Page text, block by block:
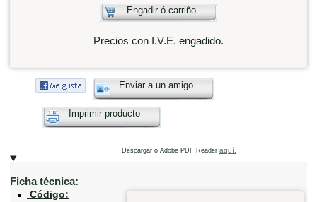
Engadir ó carriño
Precios con I.V.E. engadido.
Enviar a un amigo
Imprimir producto
Descargar o Adobe PDF Reader aquí.
Ficha técnica:
Código: